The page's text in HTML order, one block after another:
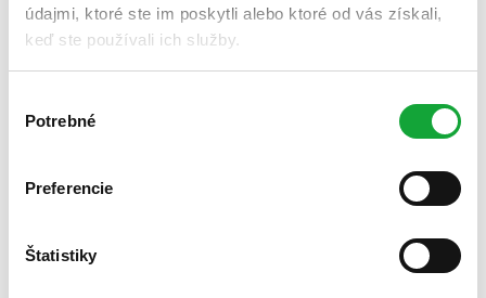
údajmi, ktoré ste im poskytli alebo ktoré od vás získali,
keď ste používali ich služby.
súhlasu
Potrebné
Preferencie
Štatistiky